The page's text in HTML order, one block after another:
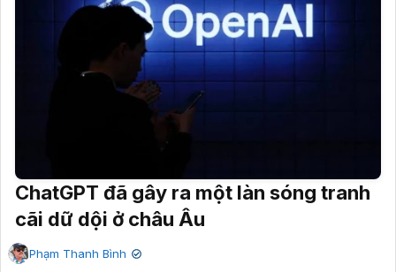
ChatGPT đã gây ra một làn sóng tranh
cãi dữ dội ở châu Âu
Phạm Thanh Bình ✔